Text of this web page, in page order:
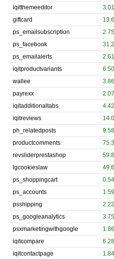
iqitthemeeditor
giftcard
ps_emailsubscription
ps_facebook
ps_emailalerts
iqitproductvariants
wallee
payrexx
iqitadditionaltabs
iqitreviews
ph_relatedposts
productcomments
revsliderprestashop
lgcookieslaw
ps_shoppingcart
ps_accounts
psshipping
ps_googleanalytics
psxmarketingwithgoogle
iqitcompare
iqitcontactpage